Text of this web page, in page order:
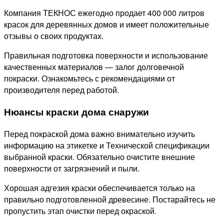
Компания ТЕКНОС ежегодно продает 400 000 литров
красок для деревянных домов и имеет положительные
отзывы о своих продуктах.
Правильная подготовка поверхности и использование
качественных материалов — залог долговечной
покраски. Ознакомьтесь с рекомендациями от
производителя перед работой.
Нюансы краски дома снаружи
Перед покраской дома важно внимательно изучить
информацию на этикетке и Технической спецификации
выбранной краски. Обязательно очистите внешние
поверхности от загрязнений и пыли.
Хорошая адгезия краски обеспечивается только на
правильно подготовленной древесине. Постарайтесь не
пропустить этап очистки перед окраской.